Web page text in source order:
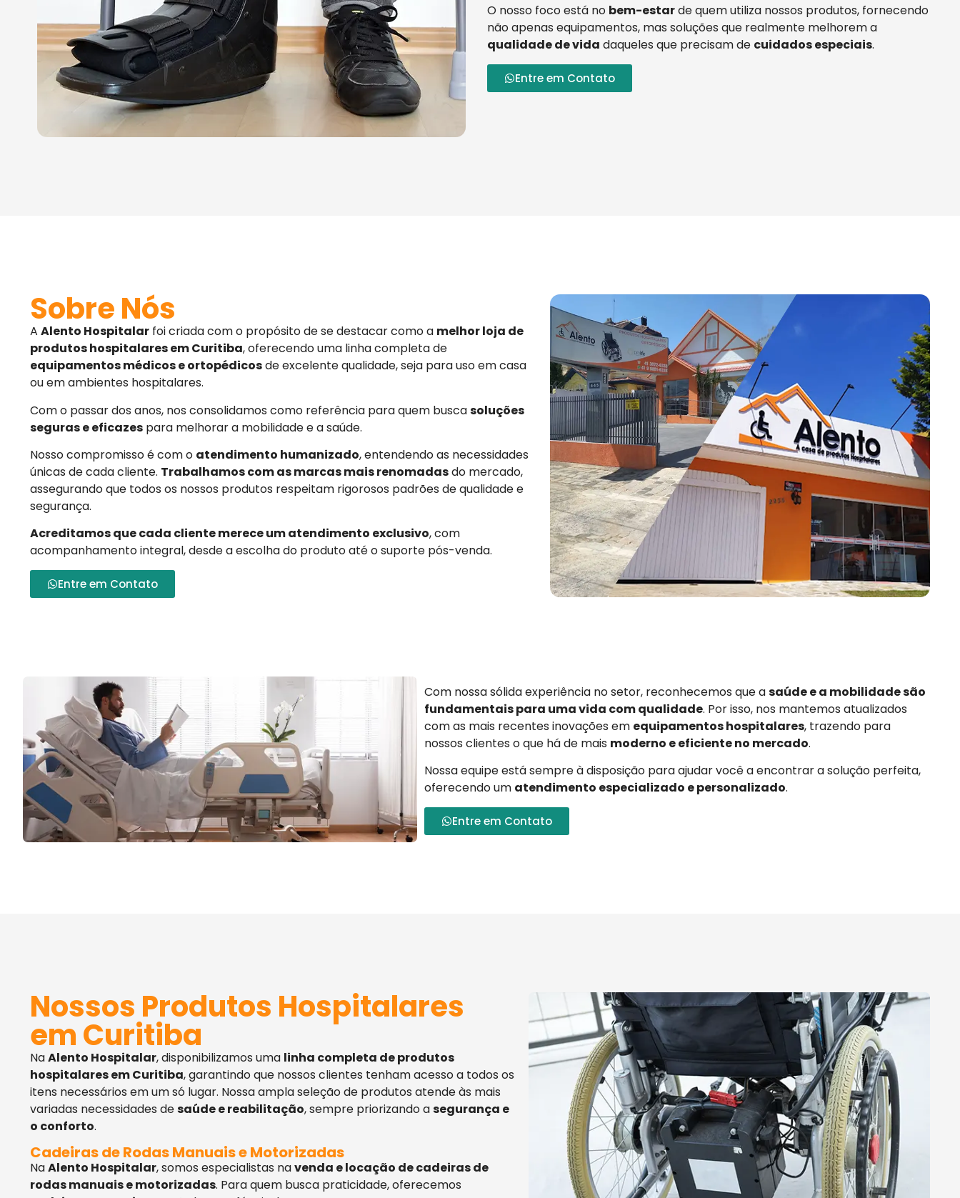
O nosso foco está no bem-estarde quem utiliza nossos produtos, fornecendo
não apenas equipamentos, mas soluções que realmente melhorem a
qualidade de vida daqueles que precisam de cuidados especiais.
Entre em Contato
Sobre Nós
A Alento Hospitalar foi criada com o propósito de se destacar como a melhor loja de
produtos hospitalares em Curitiba, oferecendo uma linha completa de
equipamentos médicos e ortopédicosde excelente qualidade, seja para uso em casa
ou em ambientes hospitalares.
Com o passar dos anos, nos consolidamos como referência para quem buscasoluções
seguras e eficazes para melhorar a mobilidade e a saúde.
Nosso compromisso é com o atendimento humanizado, entendendo as necessidades
únicas de cada cliente. Trabalhamos com as marcas mais renomadasdo mercado,
assegurando que todos os nossos produtos respeitam rigorosos padrões de qualidade e
segurança.
Acreditamos que cada cliente merece um atendimento exclusivo, com
acompanhamento integral, desde a escolha do produto até o suporte pós-venda.
Entre em Contato
Com nossa sólida experiência no setor, reconhecemos que asaúde e a mobilidade são
fundamentais para uma vida com qualidade. Por isso, nos mantemos atualizados
com as mais recentes inovações em equipamentos hospitalares, trazendo para
nossos clientes o que há de mais moderno e eficiente no mercado.
Nossa equipe está sempre à disposição para ajudar você a encontrar a solução perfeita,
oferecendo um atendimento especializado e personalizado.
Entre em Contato
Nossos Produtos Hospitalares
em Curitiba
NaAlento Hospitalar, disponibilizamos uma linha completa de produtos
hospitalares em Curitiba, garantindo que nossos clientes tenham acesso a todos os
itens necessários em um só lugar. Nossa ampla seleção de produtos atende às mais
variadas necessidades desaúde e reabilitação, sempre priorizando asegurança e
o conforto.
Cadeiras de Rodas Manuais e Motorizadas
NaAlento Hospitalar, somos especialistas navenda e locação de cadeiras de
rodas manuais e motorizadas. Para quem busca praticidade, oferecemos